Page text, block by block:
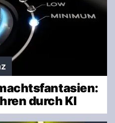
durch KI